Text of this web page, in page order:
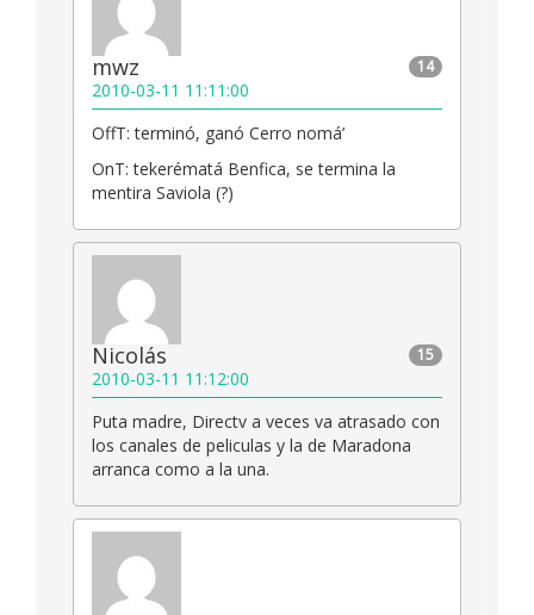
14
mwz
2010-03-11 11:11:00
OffT: terminó, ganó Cerro nomá’
OnT: tekerématá Benfica, se termina la
mentira Saviola (?)
15
Nicolás
2010-03-11 11:12:00
Puta madre, Directv a veces va atrasado con
los canales de peliculas y la de Maradona
arranca como a la una.